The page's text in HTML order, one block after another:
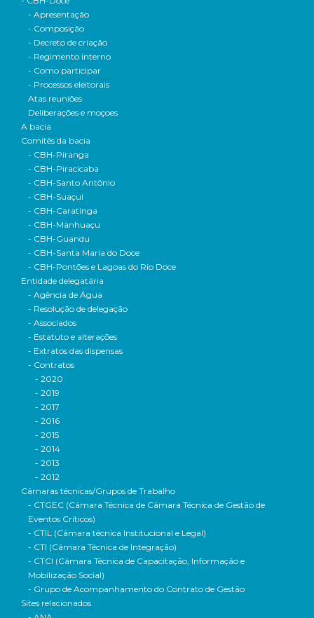
- Apresentação
- Composição
- Decreto de criação
- Regimento interno
- Como participar
- Processos eleitorais
Atas reuniões
Deliberações e moçoes
A bacia
Comitês da bacia
- CBH-Piranga
- CBH-Piracicaba
- CBH-Santo Antônio
- CBH-Suaçuí
- CBH-Caratinga
- CBH-Manhuaçu
- CBH-Guandu
- CBH-Santa Maria do Doce
- CBH-Pontões e Lagoas do Rio Doce
Entidade delegatária
- Agência de Água
- Resolução de delegação
- Associados
- Estatuto e alterações
- Extratos das dispensas
- Contratos
- 2020
- 2019
- 2017
- 2016
- 2015
- 2014
- 2013
- 2012
Câmaras técnicas/Grupos de Trabalho
- CTGEC (Câmara Técnica de Câmara Técnica de Gestão de
Eventos Críticos)
- CTIL (Câmara técnica Institucional e Legal)
- CTI (Câmara Técnica de Integração)
- CTCI (Câmara Técnica de Capacitação, Informação e
Mobilização Social)
- Grupo de Acompanhamento do Contrato de Gestão
Sites relacionados